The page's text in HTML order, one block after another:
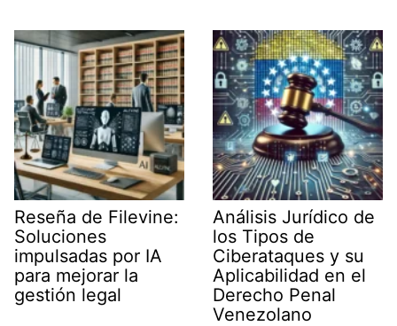
Reseña de Filevine:
Soluciones
impulsadas por IA
para mejorar la
gestión legal
Análisis Jurídico de
los Tipos de
Ciberataques y su
Aplicabilidad en el
Derecho Penal
Venezolano